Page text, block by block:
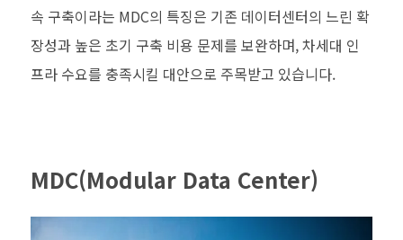
속 구축이라는 MDC의 특징은 기존 데이터센터의 느린 확
장성과 높은 초기 구축 비용 문제를 보완하며, 차세대 인
프라 수요를 충족시킬 대안으로 주목받고 있습니다.
MDC(Modular Data Center)